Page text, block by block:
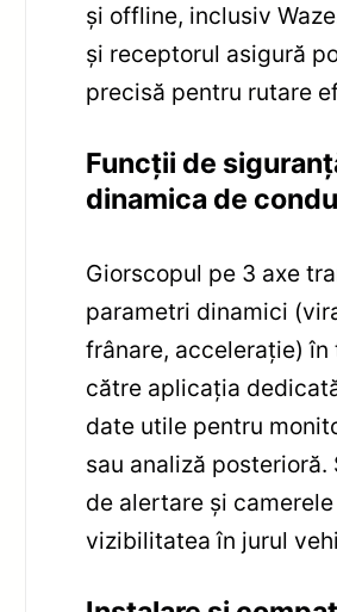
și offline, inclusiv
și receptorul asigură
precisă pentru rutare
Funcții de
dinamica de
Giorscopul pe 3 axe
parametri dinamici
frânare, accelerație) în
către aplicația
date utile pentru
sau analiză posterioră.
de alertare și
vizibilitatea în jurul